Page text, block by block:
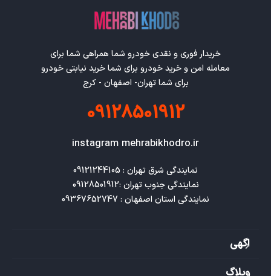
خریدار فوری و نقدی خودرو شما همراهی شما برای
معامله امن و خرید خودرو برای شما خرید نیابتی خودرو
برای شما تهران- اصفهان - کرج
09128501912
instagram mehrabikhodro.ir
نمایندگی استان اصفهان : 09367652747
اگهی